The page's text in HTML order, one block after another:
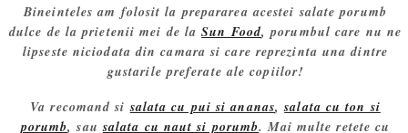
Bineinteles am folosit la prepararea acestei salate porumb
dulce de la prietenii mei de laSun Food, porumbul care nu ne
lipseste niciodata din camara si care reprezinta una dintre
gustarile preferate ale copiilor!
Va recomand sisalata cu pui si ananas,salata cu ton si
porumb, sausalata cu naut si porumb. Mai multe retete cu